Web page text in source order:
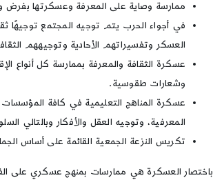
ممارسة وصاية على المعرفة وعسكرتها بفرض
في أجواء الحرب يتم توجيه المجتمع توجيهًا
العسكر وتفسيراتهم الأحادية وتوجيههم
عسكرة الثقافة والمعرفة بممارسة كل أنواع
وشعارات طقوسية.
عسكرة المناهج التعليمية في كافة
المعرفية، وتوجيه العقل والأفكار وبالتالي
تكريس النزعة الجمعية القائمة على أساس
باختصار العسكرة هي ممارسات بمنهج عسكري على